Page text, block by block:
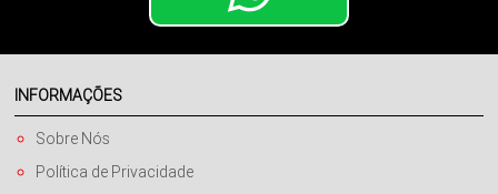
INFORMAÇÕES
Sobre Nós
Política de Privacidade